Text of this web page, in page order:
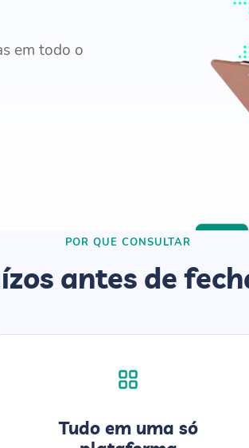
em todo o
POR QUE CONSULTAR
antes de
Tudo em uma só